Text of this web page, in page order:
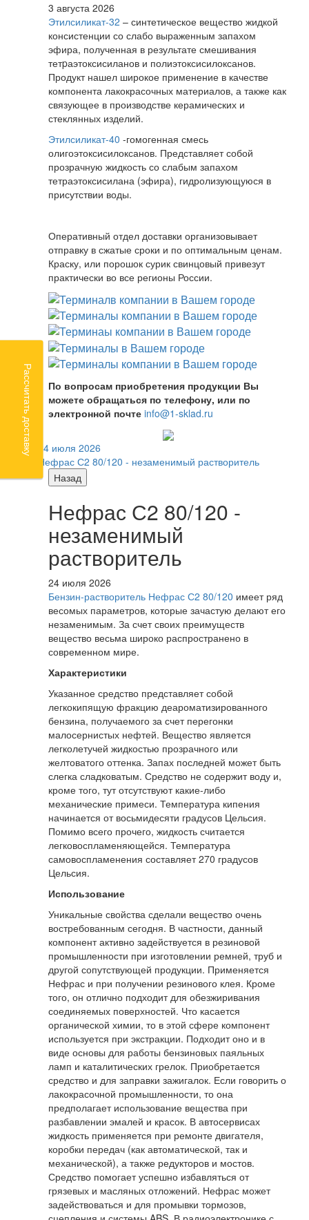
3 августа 2026
Этилсиликат-32 – синтетическое вещество жидкой
консистенции со слабо выраженным запахом
эфира, полученная в результате смешивания
тетpаэтоксисиланов и полиэтоксисилоксанов.
Продукт нашел широкое применение в качестве
компонента лакокрасочных материалов, а также как
связующее в производстве керамических и
стеклянных изделий.
Этилсиликат-40 -гомогенная смесь
олигоэтоксисилоксанов. Представляет собой
прозрачную жидкость со слабым запахом
тетраэтоксисилана (эфира), гидролизующуюся в
присутствии воды.
Оперативный отдел доставки организовывает
отправку в сжатые сроки и по оптимальным ценам.
Краску, или порошок сурик свинцовый привезут
практически во все регионы России.
По вопросам приобретения продукции Вы
можете обращаться по телефону, или по
электронной почте info@1-sklad.ru
24 июля 2026
Нефрас С2 80/120 - незаменимый растворитель
Назад
Нефрас С2 80/120 -
незаменимый
растворитель
24 июля 2026
Бензин-растворитель Нефрас С2 80/120 имеет ряд
весомых параметров, которые зачастую делают его
незаменимым. За счет своих преимуществ
вещество весьма широко распространено в
современном мире.
Характеристики
Указанное средство представляет собой
легкокипящую фракцию деароматизированного
бензина, получаемого за счет перегонки
малосернистых нефтей. Вещество является
легколетучей жидкостью прозрачного или
желтоватого оттенка. Запах последней может быть
слегка сладковатым. Средство не содержит воду и,
кроме того, тут отсутствуют какие-либо
механические примеси. Температура кипения
начинается от восьмидесяти градусов Цельсия.
Помимо всего прочего, жидкость считается
легковоспламеняющейся. Температура
самовоспламенения составляет 270 градусов
Цельсия.
Использование
Уникальные свойства сделали вещество очень
востребованным сегодня. В частности, данный
компонент активно задействуется в резиновой
промышленности при изготовлении ремней, труб и
другой сопутствующей продукции. Применяется
Нефрас и при получении резинового клея. Кроме
того, он отлично подходит для обезжиривания
соединяемых поверхностей. Что касается
органической химии, то в этой сфере компонент
используется при экстракции. Подходит оно и в
виде основы для работы бензиновых паяльных
ламп и каталитических грелок. Приобретается
средство и для заправки зажигалок. Если говорить о
лакокрасочной промышленности, то она
предполагает использование вещества при
разбавлении эмалей и красок. В автосервисах
жидкость применяется при ремонте двигателя,
коробки передач (как автоматической, так и
механической), а также редукторов и мостов.
Средство помогает успешно избавляться от
грязевых и масляных отложений. Нефрас может
задействоваться и для промывки тормозов,
Рассчитать доставку